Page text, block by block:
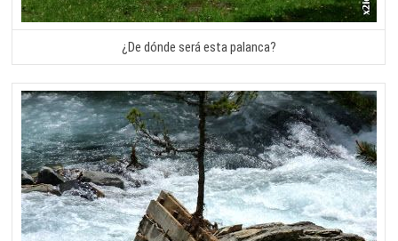
¿De dónde será esta palanca?